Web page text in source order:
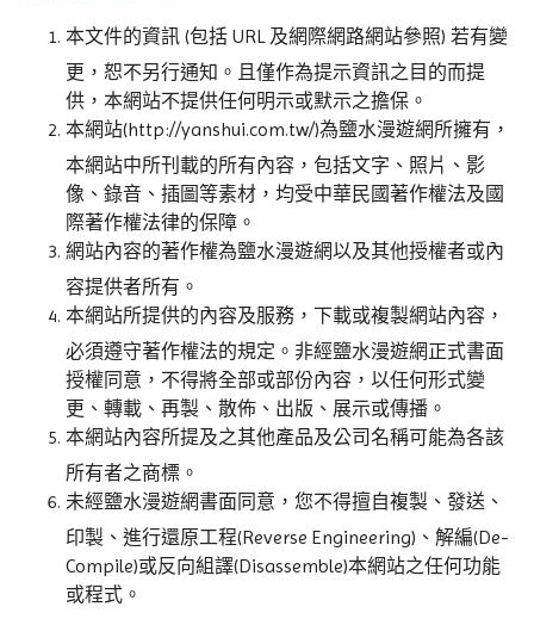
本文件的資訊 (包括 URL 及網際網路網站參照) 若有變
更，恕不另行通知。且僅作為提示資訊之目的而提
供，本網站不提供任何明示或默示之擔保。
本網站(http://yanshui.com.tw/)為鹽水漫遊網所擁有，
本網站中所刊載的所有內容，包括文字、照片、影
像、錄音、插圖等素材，均受中華民國著作權法及國
際著作權法律的保障。
網站內容的著作權為鹽水漫遊網以及其他授權者或內
容提供者所有。
本網站所提供的內容及服務，下載或複製網站內容，
必須遵守著作權法的規定。非經鹽水漫遊網正式書面
授權同意，不得將全部或部份內容，以任何形式變
更、轉載、再製、散佈、出版、展示或傳播。
本網站內容所提及之其他產品及公司名稱可能為各該
所有者之商標。
未經鹽水漫遊網書面同意，您不得擅自複製、發送、
印製、進行還原工程(Reverse Engineering)、解編(De-
Compile)或反向組譯(Disassemble)本網站之任何功能
或程式。